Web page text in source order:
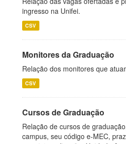
ingresso na Unifei.
CSV
Monitores da Graduação
Relação dos monitores que
CSV
Cursos de Graduação
Relação de cursos de
campus, seu código e-MEC,